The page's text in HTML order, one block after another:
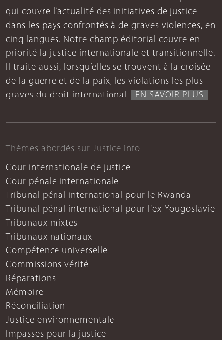
qui couvre l’actualité des initiatives de justice
dans les pays confrontés à de graves violences, en
cinq langues. Notre champ éditorial couvre en
priorité la justice internationale et transitionnelle.
Il traite aussi, lorsqu’elles se trouvent à la croisée
de la guerre et de la paix, les violations les plus
graves du droit international.
EN SAVOIR PLUS
Thèmes abordés sur Justice info
Cour internationale de justice
Cour pénale internationale
Tribunal pénal international pour le Rwanda
Tribunal pénal international pour l'ex-Yougoslavie
Tribunaux mixtes
Tribunaux nationaux
Compétence universelle
Commissions vérité
Réparations
Mémoire
Réconciliation
Justice environnementale
Impasses pour la justice